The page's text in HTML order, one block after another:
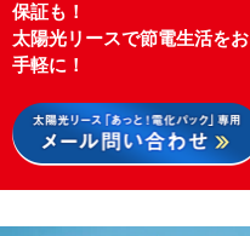
保証も！
太陽光リースで節電生活をお
手軽に！